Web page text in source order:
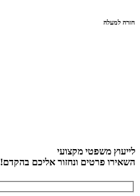
חזרה למעלה
לייעוץ משפטי מקצועי
השאירו פרטים ונחזור אליכם בהקדם!